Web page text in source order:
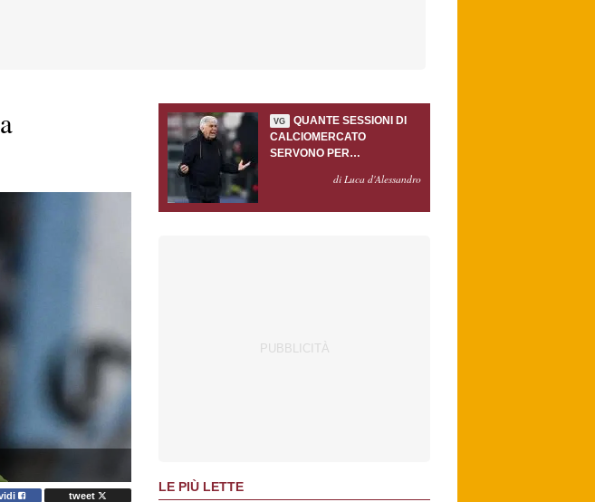
tweet
VG
QUANTE SESSIONI DI
CALCIOMERCATO
SERVONO PER
GASPERINI?di Luca d'Alessandro
LE PIÙ LETTE